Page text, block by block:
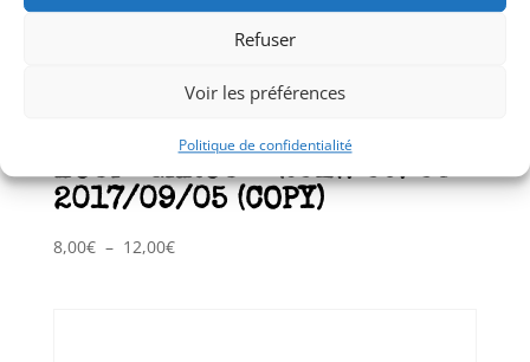
Refuser
Voir les préférences
Politique de confidentialité
TICKET: (LG122) SOIRÉE
LOUP-GAROU – 2017/09/05-
2017/09/05 (COPY)
8,00€ – 12,00€Plage